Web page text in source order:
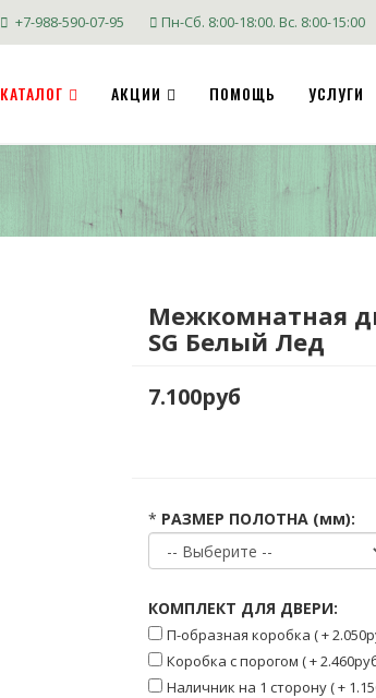
+7-988-590-07-95 Пн-Сб. 8:00-18:00. Вс. 8:00-15:00
КАТАЛОГ АКЦИИ ПОМОЩЬ УСЛУГИ
Межкомнатная
SG Белый Лед
7.100руб
* РАЗМЕР ПОЛОТНА (мм):
КОМПЛЕКТ ДЛЯ ДВЕРИ:
П-образная коробка ( +
Коробка с порогом ( +
Наличник на 1 сторону ( +